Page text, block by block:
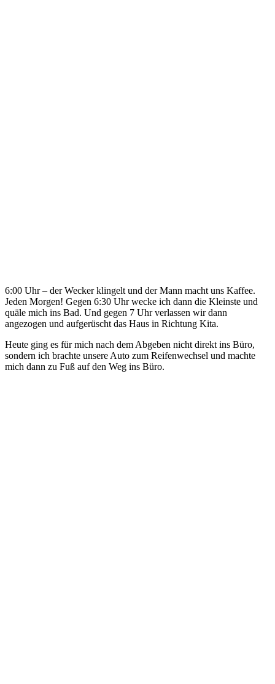
6:00 Uhr – der Wecker klingelt und der Mann macht uns Kaffee.
Jeden Morgen! Gegen 6:30 Uhr wecke ich dann die Kleinste und
quäle mich ins Bad. Und gegen 7 Uhr verlassen wir dann
angezogen und aufgerüscht das Haus in Richtung Kita.
Heute ging es für mich nach dem Abgeben nicht direkt ins Büro,
sondern ich brachte unsere Auto zum Reifenwechsel und machte
mich dann zu Fuß auf den Weg ins Büro.